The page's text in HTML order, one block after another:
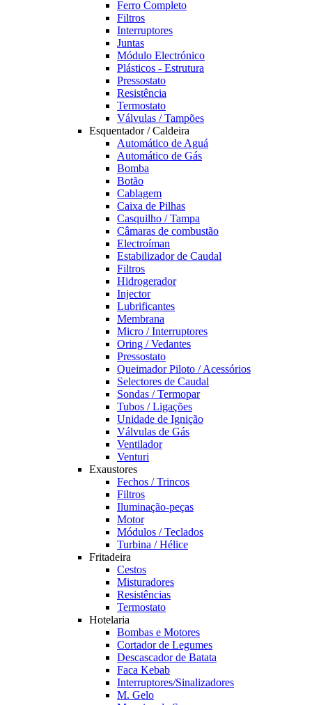
Ferro Completo
Filtros
Interruptores
Juntas
Módulo Electrónico
Plásticos - Estrutura
Pressostato
Resistência
Termostato
Válvulas / Tampões
Esquentador / Caldeira
Automático de Aguá
Automático de Gás
Bomba
Botão
Cablagem
Caixa de Pilhas
Casquilho / Tampa
Câmaras de combustão
Electroíman
Estabilizador de Caudal
Filtros
Hidrogerador
Injector
Lubrificantes
Membrana
Micro / Interruptores
Oring / Vedantes
Pressostato
Queimador Piloto / Acessórios
Selectores de Caudal
Sondas / Termopar
Tubos / Ligações
Unidade de Ignição
Válvulas de Gás
Ventilador
Venturi
Exaustores
Fechos / Trincos
Filtros
Iluminação-peças
Motor
Módulos / Teclados
Turbina / Hélice
Fritadeira
Cestos
Misturadores
Resistências
Termostato
Hotelaria
Bombas e Motores
Cortador de Legumes
Descascador de Batata
Faca Kebab
Interruptores/Sinalizadores
M. Gelo